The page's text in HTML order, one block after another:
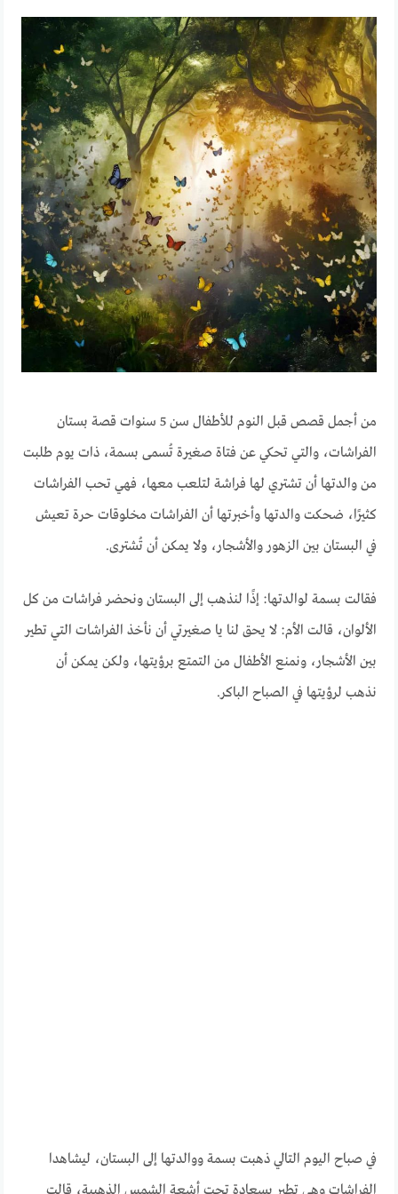
من أجمل قصص قبل النوم للأطفال سن 5 سنوات قصة بستان
الفراشات، والتي تحكي عن فتاة صغيرة تُسمى بسمة، ذات يوم طلبت
من والدتها أن تشتري لها فراشة لتلعب معها، فهي تحب الفراشات
كثيرًا، ضحكت والدتها وأخبرتها أن الفراشات مخلوقات حرة تعيش
في البستان بين الزهور والأشجار، ولا يمكن أن تُشترى.
فقالت بسمة لوالدتها: إذًا لنذهب إلى البستان ونحضر فراشات من كل
الألوان، قالت الأم: لا يحق لنا يا صغيرتي أن نأخذ الفراشات التي تطير
بين الأشجار، ونمنع الأطفال من التمتع برؤيتها، ولكن يمكن أن
نذهب لرؤيتها في الصباح الباكر.
في صباح اليوم التالي ذهبت بسمة ووالدتها إلى البستان، ليشاهدا
الفراشات وهي تطير بسعادة تحت أشعة الشمس الذهبية، قالت